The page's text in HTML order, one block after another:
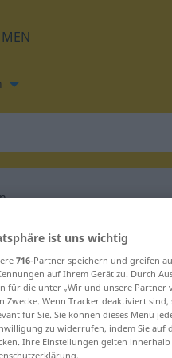
für "schäumen"
ist uns wichtig
716-Partner speichern und greifen
auf Ihrem Gerät zu. Durch
für die unter „Wir und unsere Partner
Zwecke. Wenn Tracker deaktiviert
für Sie. Sie können dieses Menü
zu widerrufen, indem Sie auf
Ihre Einstellungen gelten